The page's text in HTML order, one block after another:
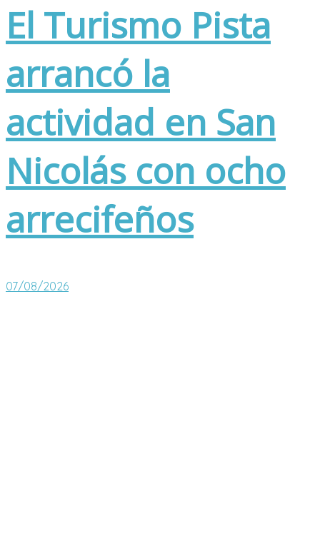
El Turismo Pista
arrancó la
actividad en San
Nicolás con ocho
arrecifeños
07/08/2026